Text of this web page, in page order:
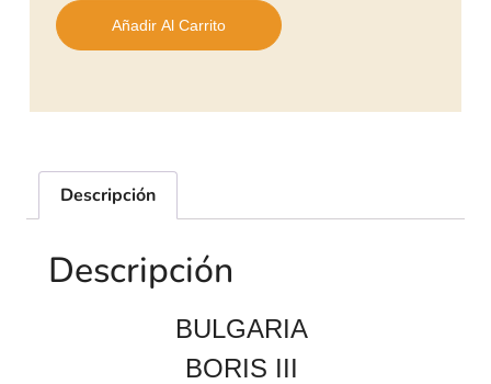
Añadir Al Carrito
Descripción
Descripción
BULGARIA
BORIS III